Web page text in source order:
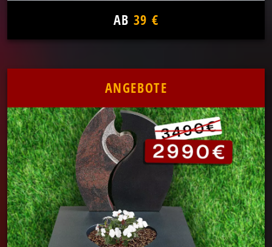
AB 39 €
ANGEBOTE